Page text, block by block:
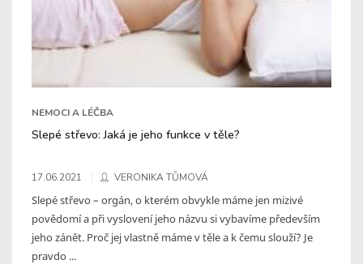
NEMOCI A LÉČBA
Slepé střevo: Jaká je jeho funkce v těle?
17.06.2021 VERONIKA TŮMOVÁ
Slepé střevo – orgán, o kterém obvykle máme jen mizivé
povědomí a při vyslovení jeho názvu si vybavíme především
jeho zánět. Proč jej vlastně máme v těle a k čemu slouží? Je
pravdo ...